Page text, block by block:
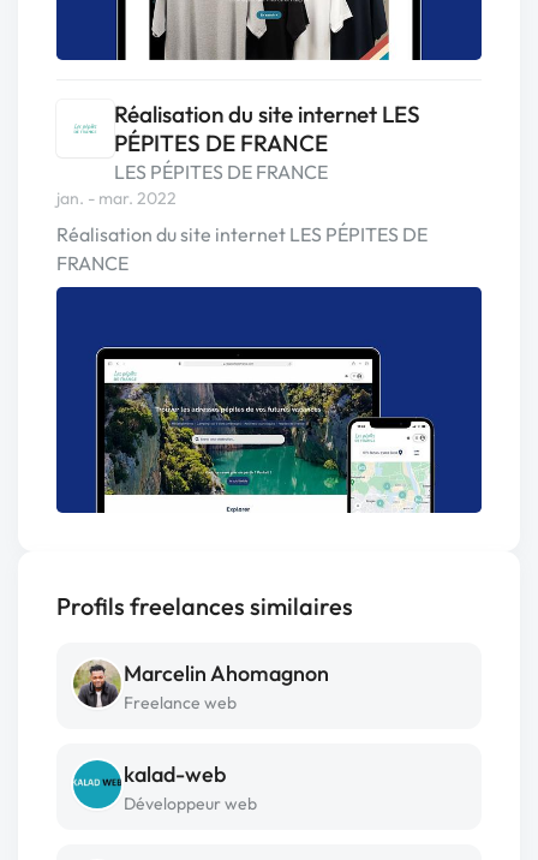
Réalisation du site internet LES
PÉPITES DE FRANCE
LES PÉPITES DE FRANCE
jan. - mar. 2022
Réalisation du site internet LES PÉPITES DE
FRANCE
Profils freelances similaires
Marcelin Ahomagnon
Freelance web
kalad-web
Développeur web